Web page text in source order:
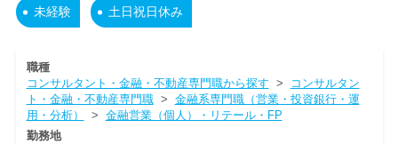
未経験 土日祝日休み
職種
コンサルタント・金融・不動産専門職から探す >
コンサルタン
ト・金融・不動産専門職> 金融系専門職（営業・投資銀行・運
用・分析）
> 金融営業（個人）・リテール・FP
勤務地